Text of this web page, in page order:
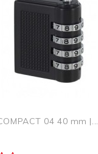
04 40 mm |...